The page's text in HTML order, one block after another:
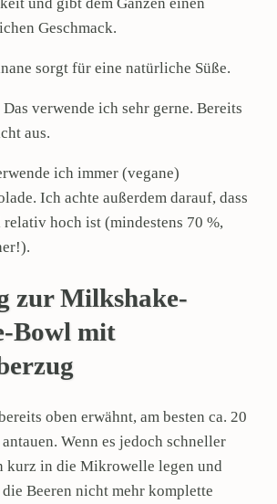
und gibt dem Ganzen einen
Geschmack.
sorgt für eine natürliche Süße.
Das verwende ich sehr gerne. Bereits
aus.
ich immer (vegane)
Ich achte außerdem darauf, dass
hoch ist (mindestens 70 %,
zur Milkshake-
Bowl mit
oben erwähnt, am besten ca. 20
Wenn es jedoch schneller
kurz in die Mikrowelle legen und
die Beeren nicht mehr komplette